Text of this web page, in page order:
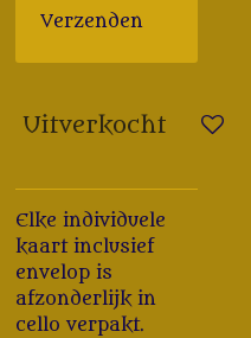
Verzenden
Uitverkocht
Elke individuele
kaart inclusief
envelop is
afzonderlijk in
cello verpakt.